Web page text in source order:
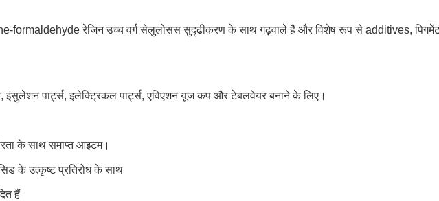
formaldehyde रेजिन उच्च वर्ग सेलुलोसस सुदृढीकरण के साथ गढ़वाले हैं और विशेष रूप से additives,
पार्ट्स, इलेक्ट्रिकल पार्ट्स, एविएशन यूज कप और टेबलवेयर बनाने के लिए।
के साथ समाप्त आइटम।
के उत्कृष्ट प्रतिरोध के साथ
हैं